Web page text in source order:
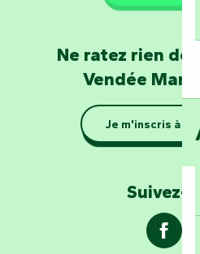
Ne ratez rien de
Vendée
Je m'inscris à la
Suivez-